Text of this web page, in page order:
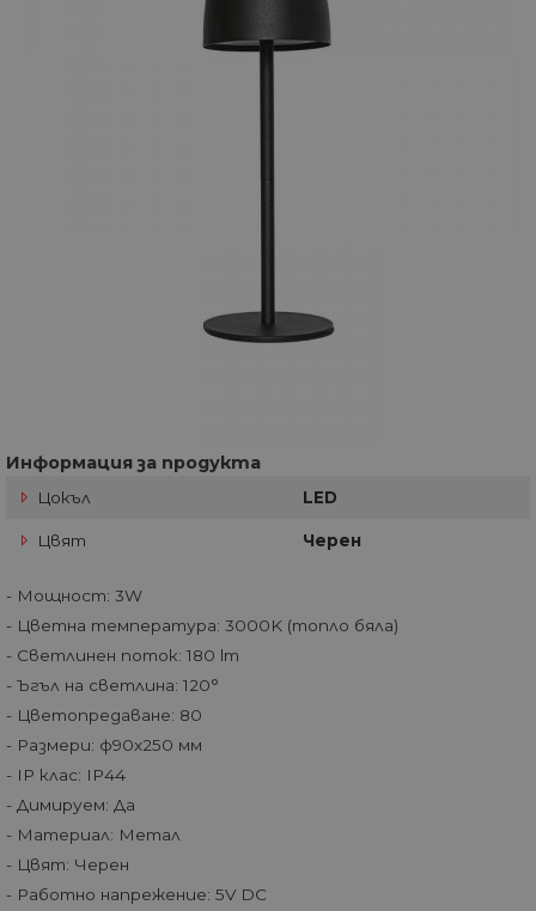
Информация за продукта
Цокъл LED
Цвят Черен
- Мощност: 3W
- Цветна температура: 3000K (топло бяла)
- Светлинен поток: 180 lm
- Ъгъл на светлина: 120°
- Цветопредаване: 80
- Размери: ф90x250 мм
- IP клас: IP44
- Димируем: Да
- Материал: Метал
- Цвят: Черен
- Работно напрежение: 5V DC